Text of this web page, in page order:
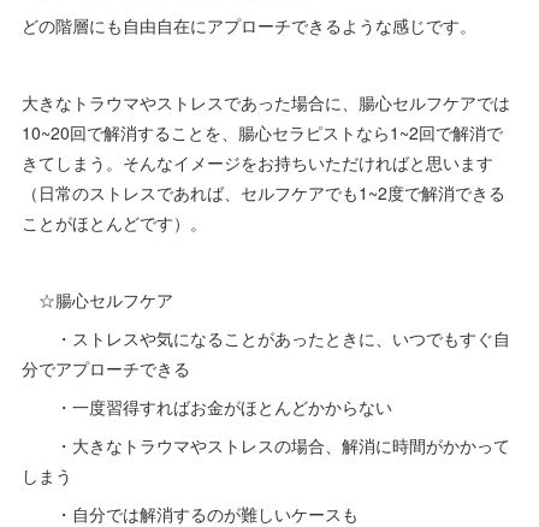
どの階層にも自由自在にアプローチできるような感じです。
大きなトラウマやストレスであった場合に、腸心セルフケアでは
10~20回で解消することを、腸心セラピストなら1~2回で解消で
きてしまう。そんなイメージをお持ちいただければと思います
（日常のストレスであれば、セルフケアでも1~2度で解消できる
ことがほとんどです）。
☆腸心セルフケア
・ストレスや気になることがあったときに、いつでもすぐ自
分でアプローチできる
・一度習得すればお金がほとんどかからない
・大きなトラウマやストレスの場合、解消に時間がかかって
しまう
・自分では解消するのが難しいケースも